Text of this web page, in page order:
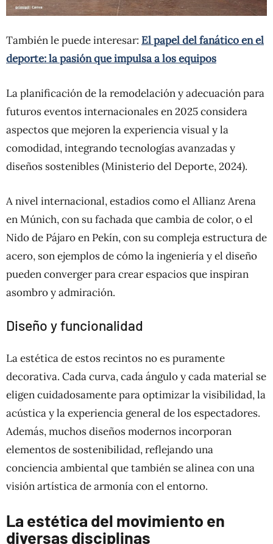
También le puede interesar: El papel del fanático en el
deporte: la pasión que impulsa a los equipos
La planificación de la remodelación y adecuación para
futuros eventos internacionales en 2025 considera
aspectos que mejoren la experiencia visual y la
comodidad, integrando tecnologías avanzadas y
diseños sostenibles (Ministerio del Deporte, 2024).
A nivel internacional, estadios como el Allianz Arena
en Múnich, con su fachada que cambia de color, o el
Nido de Pájaro en Pekín, con su compleja estructura de
acero, son ejemplos de cómo la ingeniería y el diseño
pueden converger para crear espacios que inspiran
asombro y admiración.
Diseño y funcionalidad
La estética de estos recintos no es puramente
decorativa. Cada curva, cada ángulo y cada material se
eligen cuidadosamente para optimizar la visibilidad, la
acústica y la experiencia general de los espectadores.
Además, muchos diseños modernos incorporan
elementos de sostenibilidad, reflejando una
conciencia ambiental que también se alinea con una
visión artística de armonía con el entorno.
La estética del movimiento en
diversas disciplinas